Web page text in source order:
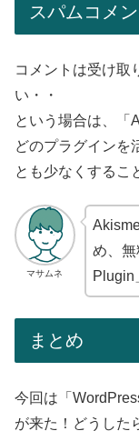
スパムコメ
コメントは受け取
い・・
という場合は、「
どのプラグインを
とも少なくするこ
マサムネ
め、
Plugin
まとめ
今回は「
が来た！どうした